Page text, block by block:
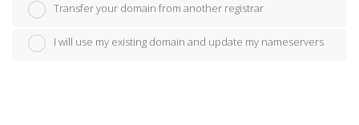
Transfer your domain from another registrar
I will use my existing domain and update my nameservers